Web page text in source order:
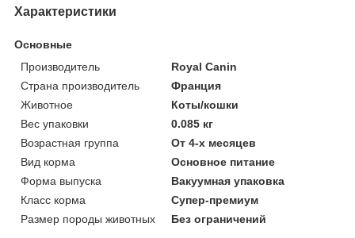
Характеристики
Основные
Производитель
Royal Canin
Страна производитель
Франция
Животное
Коты/кошки
Вес упаковки
0.085 кг
Возрастная группа
От 4-х месяцев
Вид корма
Основное питание
Форма выпуска
Вакуумная упаковка
Класс корма
Супер-премиум
Размер породы животных
Без ограничений